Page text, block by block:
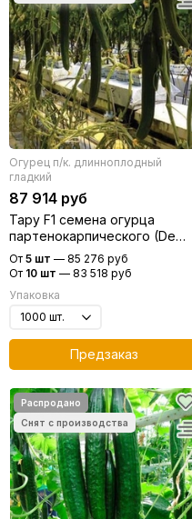
Огурец п/к. длинноплодный
гладкий
87 914 руб
Тару F1 семена огурца
партенокарпического (De
Ruiter Seeds / Де Ройтер
Сидс)
От 5 шт — 85 276 руб
От 10 шт — 83 518 руб
Упаковка
Предзаказ